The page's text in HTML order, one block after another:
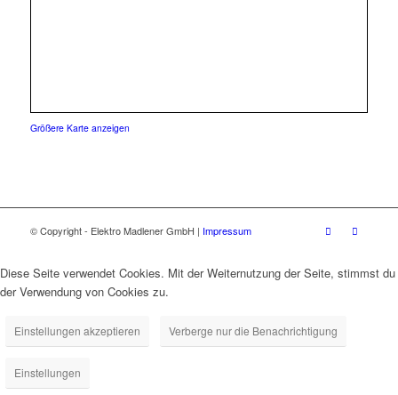
Größere Karte anzeigen
© Copyright - Elektro Madlener GmbH | Impressum
Diese Seite verwendet Cookies. Mit der Weiternutzung der Seite, stimmst du
der Verwendung von Cookies zu.
Einstellungen akzeptieren Verberge nur die Benachrichtigung
Einstellungen